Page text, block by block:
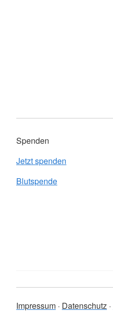
Spenden
Jetzt spenden
Blutspende
Impressum Datenschutz